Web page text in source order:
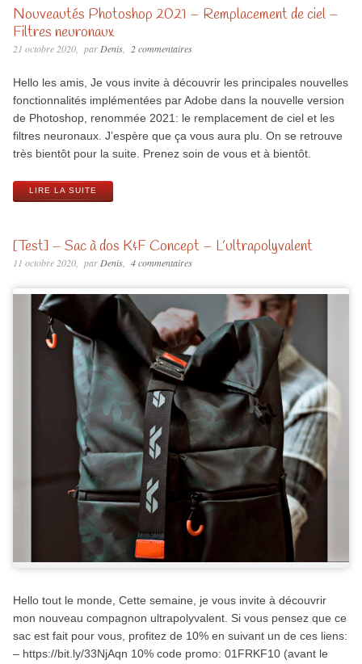
Nouveautés Photoshop 2021 – Remplacement de ciel –
Filtres neuronaux
21 octobre 2020 par Denis 2 commentaires
Hello les amis, Je vous invite à découvrir les principales nouvelles
fonctionnalités implémentées par Adobe dans la nouvelle version
de Photoshop, renommée 2021: le remplacement de ciel et les
filtres neuronaux. J’espère que ça vous aura plu. On se retrouve
très bientôt pour la suite. Prenez soin de vous et à bientôt.
LIRE LA SUITE
[Test] – Sac à dos K&F Concept – L’ultrapolyvalent
11 octobre 2020 par Denis 4 commentaires
Hello tout le monde, Cette semaine, je vous invite à découvrir
mon nouveau compagnon ultrapolyvalent. Si vous pensez que ce
sac est fait pour vous, profitez de 10% en suivant un de ces liens:
– https://bit.ly/33NjAqn 10% code promo: 01FRKF10 (avant le